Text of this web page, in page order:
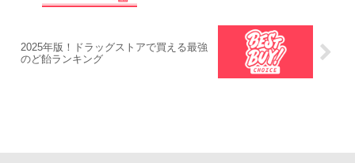
2025年版！ドラッグストアで買える最強
のど飴ランキング